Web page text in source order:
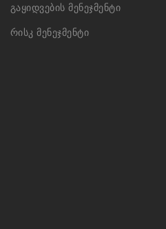
გაყიდვების მენეჯმენტი
რისკ მენეჯმენტი